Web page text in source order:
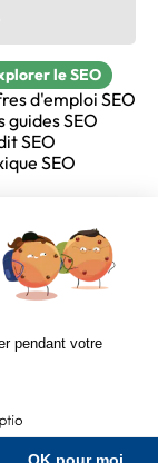
le SEO
d'emploi SEO
guides SEO
SEO
SEO